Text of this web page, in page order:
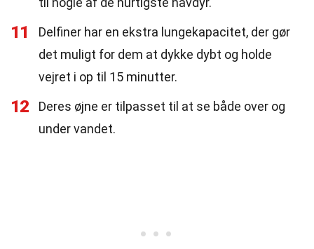
11
Delfiner har en ekstra lungekapacitet, der gør
det muligt for dem at dykke dybt og holde
vejret i op til 15 minutter.
12
Deres øjne er tilpasset til at se både over og
under vandet.